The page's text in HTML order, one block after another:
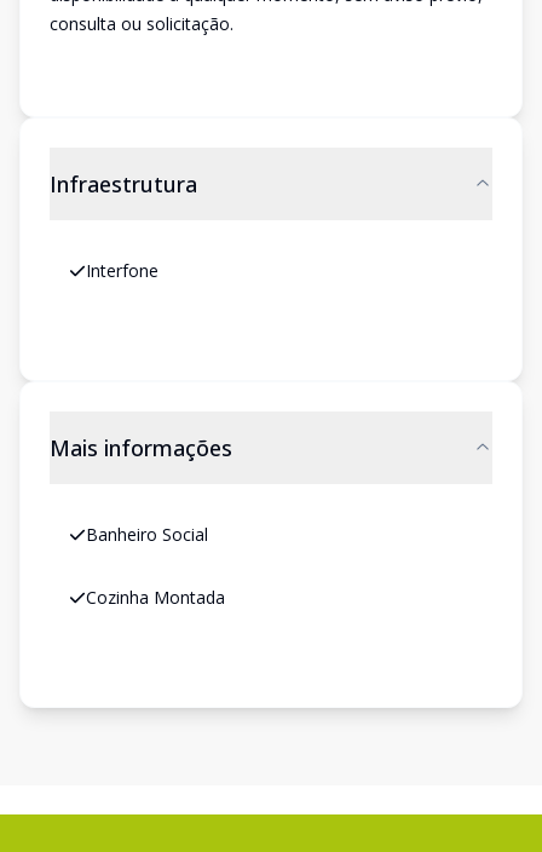
consulta ou solicitação.
Infraestrutura
Interfone
Mais informações
Banheiro Social
Cozinha Montada